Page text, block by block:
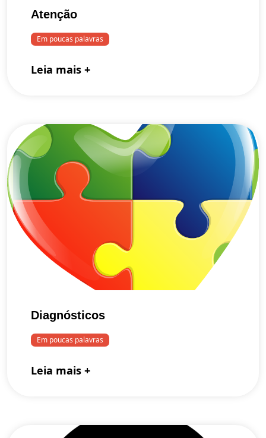
Atenção
Em poucas palavras
Leia mais +
Diagnósticos
Em poucas palavras
Leia mais +